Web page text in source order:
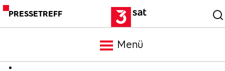
PRESSETREFF
Menü